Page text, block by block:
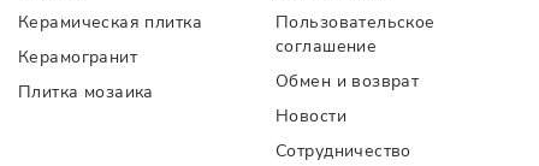
Керамическая плитка
Керамогранит
Плитка мозаика
Пользовательское
соглашение
Обмен и возврат
Новости
Сотрудничество